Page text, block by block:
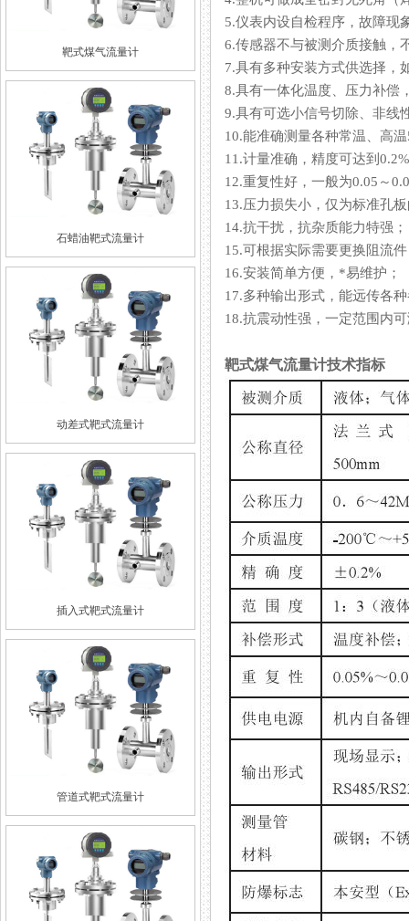
靶式煤气流量计
石蜡油靶式流量计
动差式靶式流量计
插入式靶式流量计
管道式靶式流量计
5.仪表内设自检程序，故障现象
6.传感器不与被测介质接触，
7.具有多种安装方式供选择，如
8.具有一体化温度、压力补偿
9.具有可选小信号切除、非线
10.能准确测量各种常温、高温
11.计量准确，精度可达到
12.重复性好，一般为0.05～
13.压力损失小，仅为标准孔板
14.抗干扰，抗杂质能力特强；
15.可根据实际需要更换阻流件
16.安装简单方便，*易维护；
17.多种输出形式，能远传各种参
18.抗震动性强，一定范围内
靶式煤气流量计技术指标